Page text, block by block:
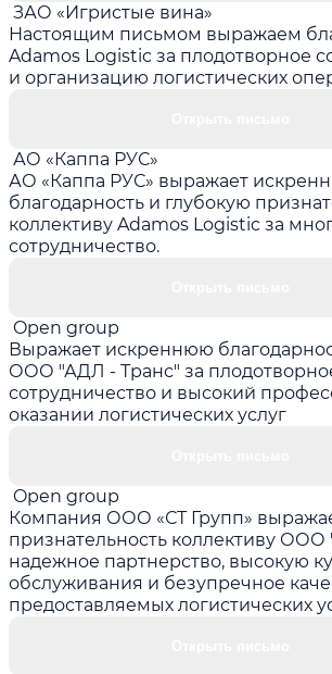
ЗАО «Игристые вина»
Настоящим письмом выражаем
Adamos Logistic за плодотворное
и организацию логистических
АО «Каппа РУС»
АО «Каппа РУС» выражает
благодарность и глубокую
коллективу Adamos Logistic за
сотрудничество.
Open group
Выражает искреннюю
ООО "АДЛ - Транс" за
сотрудничество и высокий
оказании логистических услуг
Open group
Компания ООО «СТ Групп»
признательность коллективу ООО
надежное партнерство, высокую
обслуживания и безупречное
предоставляемых логистических